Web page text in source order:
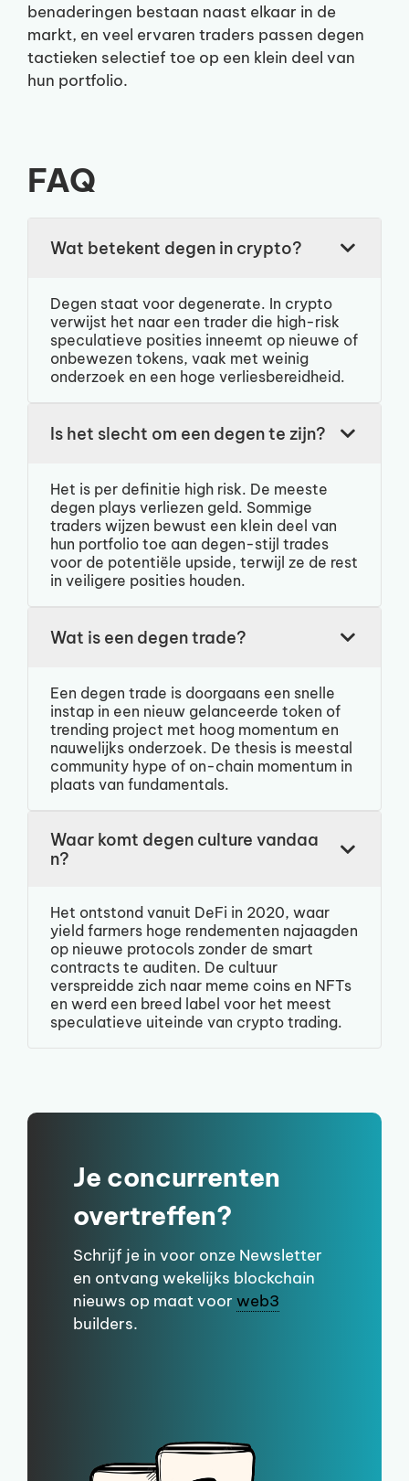
benaderingen bestaan naast elkaar in de
markt, en veel ervaren traders passen degen
tactieken selectief toe op een klein deel van
hun portfolio.
FAQ
Wat betekent degen in crypto?
Degen staat voor degenerate. In crypto
verwijst het naar een trader die high-risk
speculatieve posities inneemt op nieuwe of
onbewezen tokens, vaak met weinig
onderzoek en een hoge verliesbereidheid.
Is het slecht om een degen te zijn?
Het is per definitie high risk. De meeste
degen plays verliezen geld. Sommige
traders wijzen bewust een klein deel van
hun portfolio toe aan degen-stijl trades
voor de potentiële upside, terwijl ze de rest
in veiligere posities houden.
Wat is een degen trade?
Een degen trade is doorgaans een snelle
instap in een nieuw gelanceerde token of
trending project met hoog momentum en
nauwelijks onderzoek. De thesis is meestal
community hype of on-chain momentum in
plaats van fundamentals.
Waar komt degen culture vandaa
n?
Het ontstond vanuit DeFi in 2020, waar
yield farmers hoge rendementen najaagden
op nieuwe protocols zonder de smart
contracts te auditen. De cultuur
verspreidde zich naar meme coins en NFTs
en werd een breed label voor het meest
speculatieve uiteinde van crypto trading.
Je concurrenten
overtreffen?
Schrijf je in voor onze Newsletter
en ontvang wekelijks blockchain
nieuws op maat voor web3
builders.